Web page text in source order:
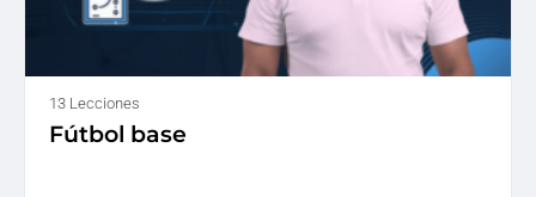
13 Lecciones
Fútbol base